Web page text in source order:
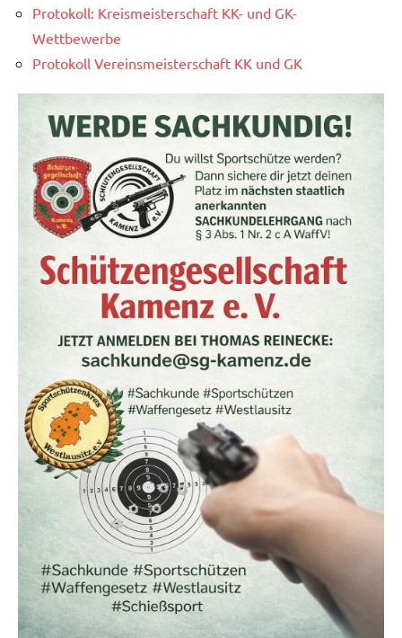
Protokoll: Kreismeisterschaft KK- und GK-
Wettbewerbe
Protokoll Vereinsmeisterschaft KK und GK